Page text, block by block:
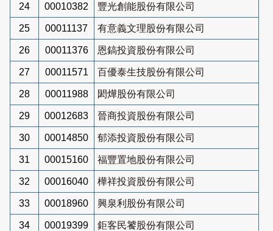
24 00010382 豐光創能股份有限公司
25 00011137 有意義文理股份有限公司
26 00011376 恩鎬投資股份有限公司
27 00011571 百優泰生技股份有限公司
28 00011988 閎燁股份有限公司
29 00012683 晉商投資股份有限公司
30 00014850 郁添投資股份有限公司
31 00015160 福豐置地股份有限公司
32 00016040 樺祥投資股份有限公司
33 00018960 興泉利股份有限公司
34 00019399 鉅客民饕股份有限公司